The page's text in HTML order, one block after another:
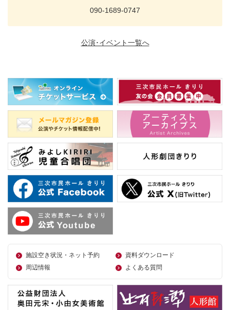
090-1689-0747
公演･イベント一覧へ
施設空き状況・ネット予約
資料ダウンロード
周辺情報
よくある質問